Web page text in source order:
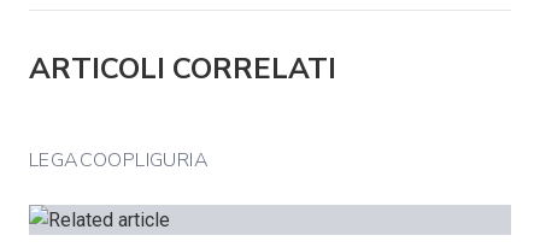
ARTICOLI CORRELATI
LEGACOOPLIGURIA